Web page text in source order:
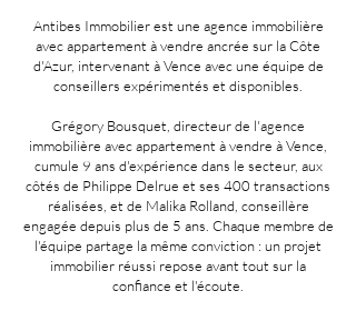
Antibes Immobilier est une agence immobilière
avec appartement à vendre ancrée sur la Côte
d'Azur, intervenant à Vence avec une équipe de
conseillers expérimentés et disponibles.
Grégory Bousquet, directeur de l'agence
immobilière avec appartement à vendre à Vence,
cumule 9 ans d'expérience dans le secteur, aux
côtés de Philippe Delrue et ses 400 transactions
réalisées, et de Malika Rolland, conseillère
engagée depuis plus de 5 ans. Chaque membre de
l'équipe partage la même conviction : un projet
immobilier réussi repose avant tout sur la
confiance et l'écoute.